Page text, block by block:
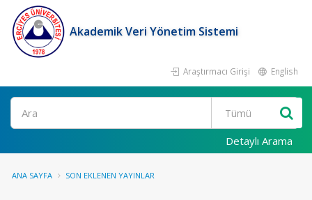
Akademik Veri Yönetim Sistemi
Araştırmacı Girişi English
Ara
Detaylı Arama
ANA SAYFA SON EKLENEN YAYINLAR